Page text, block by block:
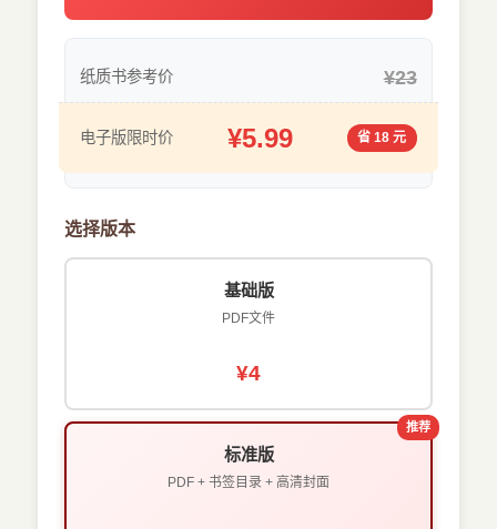
纸质书参考价 ¥23
电子版限时价 ¥5.99 省 18 元
选择版本
基础版
PDF文件
¥4
推荐
标准版
PDF + 书签目录 + 高清封面